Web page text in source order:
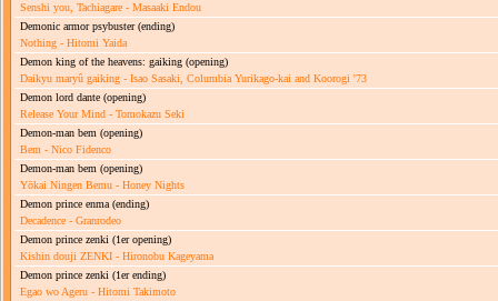
Senshi you, Tachiagare - Masaaki Endou
Demonic armor psybuster(ending)
Nothing - Hitomi Yaida
Demon king of the heavens: gaiking (opening)
Daikyu maryû gaiking - Isao Sasaki, Columbia Yurikago-kai and Koorogi '73
Demon lord dante (opening)
Release Your Mind - Tomokazu Seki
Demon-man bem (opening)
Bem - Nico Fidenco
Demon-man bem (opening)
Yōkai Ningen Bemu - Honey Nights
Demon prince enma (ending)
Decadence - Granrodeo
Demon prince zenki (1er opening)
Kishin douji ZENKI - Hironobu Kageyama
Demon prince zenki (1er ending)
Egao wo Ageru - Hitomi Takimoto